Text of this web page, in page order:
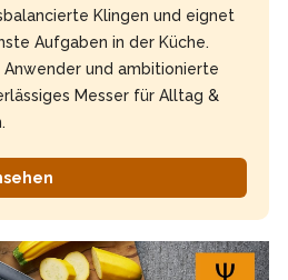
Klingen und eignet
Aufgaben in der Küche.
und ambitionierte
Messer für Alltag &